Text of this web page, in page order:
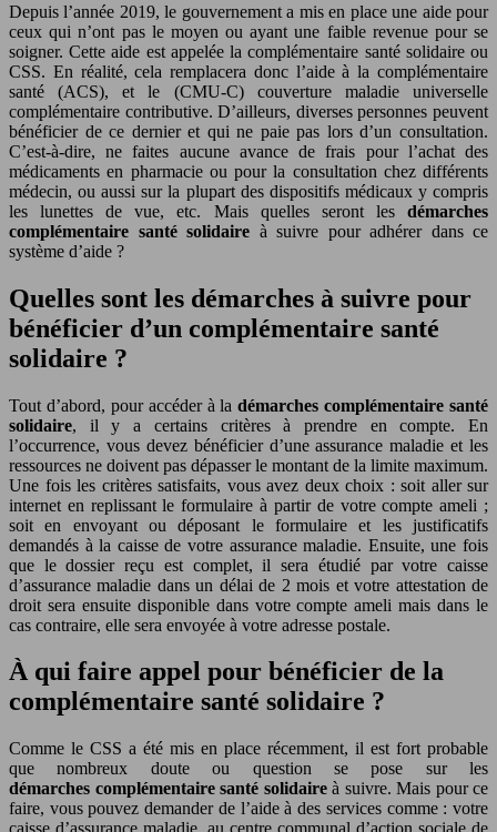
Depuis l’année 2019, le gouvernement a mis en place une aide pour
ceux qui n’ont pas le moyen ou ayant une faible revenue pour se
soigner. Cette aide est appelée la complémentaire santé solidaire ou
CSS. En réalité, cela remplacera donc l’aide à la complémentaire
santé (ACS), et le (CMU-C) couverture maladie universelle
complémentaire contributive. D’ailleurs, diverses personnes peuvent
bénéficier de ce dernier et qui ne paie pas lors d’un consultation.
C’est-à-dire, ne faites aucune avance de frais pour l’achat des
médicaments en pharmacie ou pour la consultation chez différents
médecin, ou aussi sur la plupart des dispositifs médicaux y compris
les lunettes de vue, etc. Mais quelles seront les démarches
complémentaire santé solidaire à suivre pour adhérer dans ce
système d’aide ?
Quelles sont les démarches à suivre pour
bénéficier d’un complémentaire santé
solidaire ?
Tout d’abord, pour accéder à ladémarches complémentaire santé
solidaire, il y a certains critères à prendre en compte. En
l’occurrence, vous devez bénéficier d’une assurance maladie et les
ressources ne doivent pas dépasser le montant de la limite maximum.
Une fois les critères satisfaits, vous avez deux choix : soit aller sur
internet en replissant le formulaire à partir de votre compte ameli ;
soit en envoyant ou déposant le formulaire et les justificatifs
demandés à la caisse de votre assurance maladie. Ensuite, une fois
que le dossier reçu est complet, il sera étudié par votre caisse
d’assurance maladie dans un délai de 2 mois et votre attestation de
droit sera ensuite disponible dans votre compte ameli mais dans le
cas contraire, elle sera envoyée à votre adresse postale.
À qui faire appel pour bénéficier de la
complémentaire santé solidaire ?
Comme le CSS a été mis en place récemment, il est fort probable
que nombreux doute ou question se pose sur les
démarches complémentaire santé solidaireà suivre. Mais pour ce
faire, vous pouvez demander de l’aide à des services comme : votre